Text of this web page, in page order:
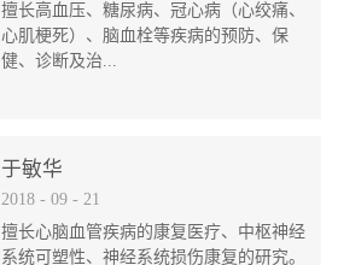
擅长高血压、糖尿病、冠心病（心绞痛、
心肌梗死）、脑血栓等疾病的预防、保
健、诊断及治...
于敏华
2018 - 09 - 21
擅长心脑血管疾病的康复医疗、中枢神经
系统可塑性、神经系统损伤康复的研究。